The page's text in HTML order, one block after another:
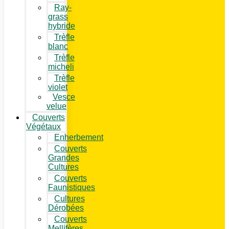
Ray-
grass
hybride
Trèfle
blanc
Trèfle
micheli
Trèfle
violet
Vesce
velue
Couverts
Végétaux
Enherbement
Couverts
Grandes
Cultures
Couverts
Faunistiques
Cultures
Dérobées
Couverts